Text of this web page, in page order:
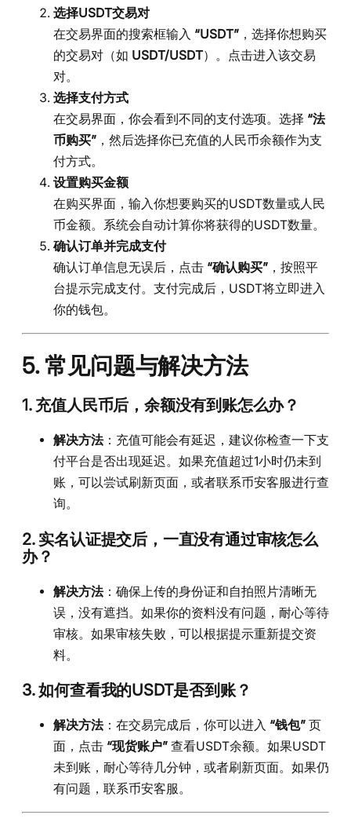
选择USDT交易对
在交易界面的搜索框输入 “USDT” ，选择你想购买
的交易对（如 USDT/USDT）。点击进入该交易
对。
选择支付方式
在交易界面，你会看到不同的支付选项。选择 “法
币购买” ，然后选择你已充值的人民币余额作为支
付方式。
设置购买金额
在购买界面，输入你想要购买的USDT数量或人民
币金额。系统会自动计算你将获得的USDT数量。
确认订单并完成支付
确认订单信息无误后，点击 “确认购买” ，按照平
台提示完成支付。支付完成后，USDT将立即进入
你的钱包。
5. 常见问题与解决方法
1. 充值人民币后，余额没有到账怎么办？
解决方法：充值可能会有延迟，建议你检查一下支
付平台是否出现延迟。如果充值超过1小时仍未到
账，可以尝试刷新页面，或者联系币安客服进行查
询。
2. 实名认证提交后，一直没有通过审核怎么
办？
解决方法：确保上传的身份证和自拍照片清晰无
误，没有遮挡。如果你的资料没有问题，耐心等待
审核。如果审核失败，可以根据提示重新提交资
料。
3.如何查看我的USDT是否到账？
解决方法：在交易完成后，你可以进入 “钱包” 页
面，点击 “现货账户” 查看USDT余额。如果USDT
未到账，耐心等待几分钟，或者刷新页面。如果仍
有问题，联系币安客服。